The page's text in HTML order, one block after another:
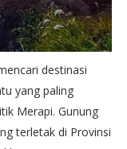
destinasi
yang paling
Merapi. Gunung
terletak di Provinsi